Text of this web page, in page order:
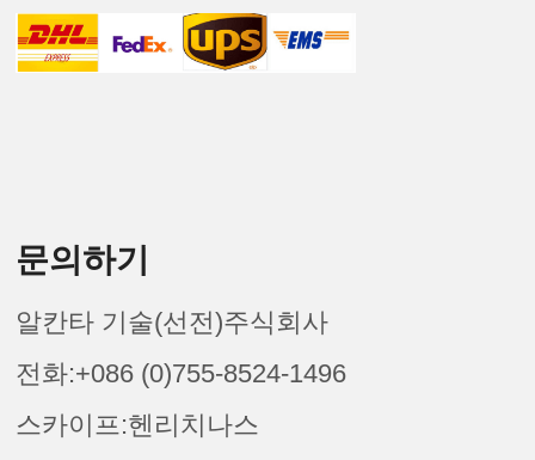
문의하기
알칸타 기술(선전)주식회사
전화:+086 (0)755-8524-1496
스카이프:헨리치나스